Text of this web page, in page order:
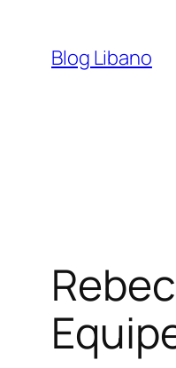
Blog Libano